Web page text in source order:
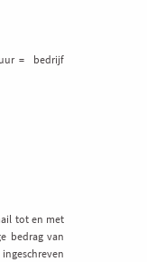
= bedrijf
tot en met
bedrag van